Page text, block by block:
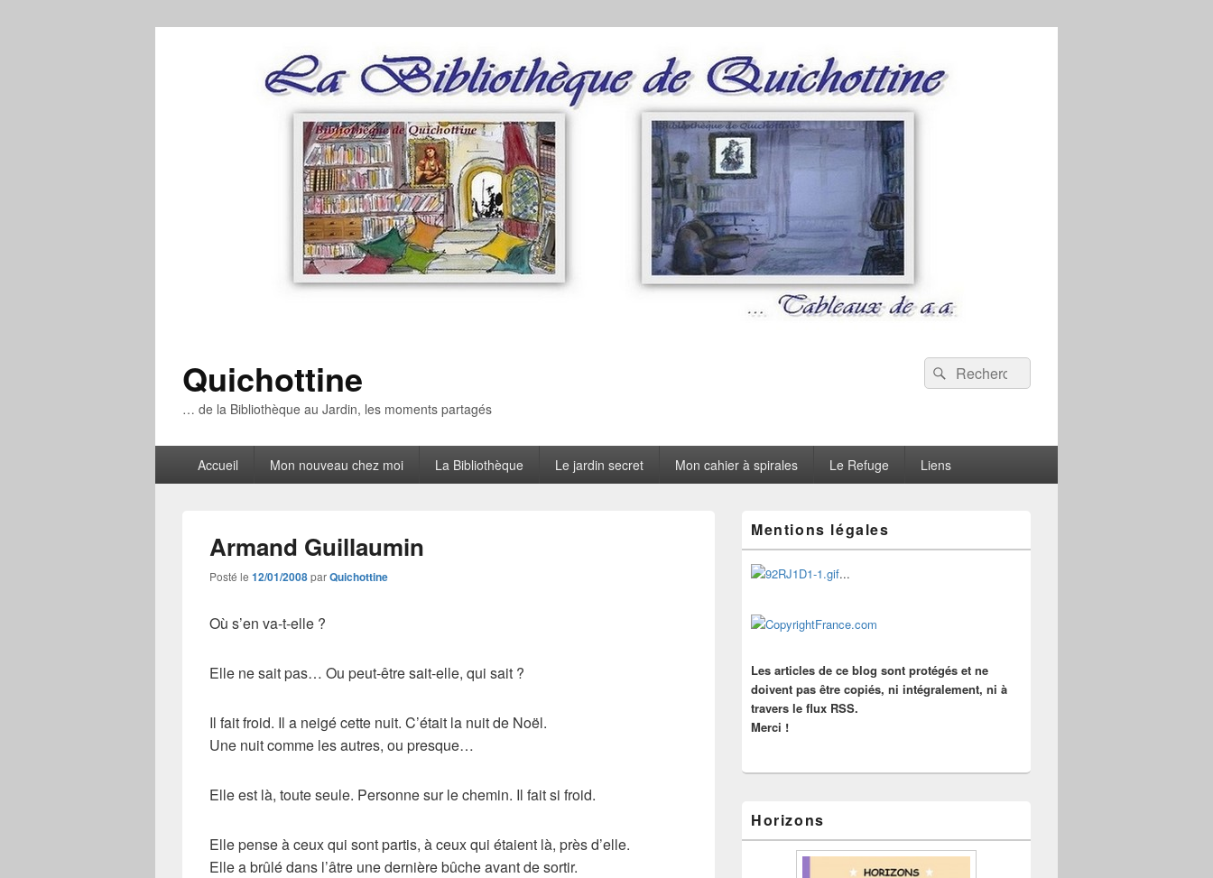
Quichottine
… de la Bibliothèque au Jardin, les moments partagés
Recherche :
Rechercher
principalAccueil Mon nouveau chez moi La Bibliothèque Le jardin secret Mon cahier à spirales Le Refuge Liens
Armand Guillaumin
Posté le 12/01/2008parQuichottine
Où s’en va-t-elle ?
Elle ne sait pas… Ou peut-être sait-elle, qui sait ?
Il fait froid. Il a neigé cette nuit. C’était la nuit de Noël.
Une nuit comme les autres, ou presque…
Elle est là, toute seule. Personne sur le chemin. Il fait si froid.
Elle pense à ceux qui sont partis, à ceux qui étaient là, près d’elle.
Elle a brûlé dans l’âtre une dernière bûche avant de sortir.
principale
de
widget
pour
barre
latérale
Mentions légales
...
Les articles de ce blog sont protégés et ne
doivent pas être copiés, ni intégralement, ni à
travers le flux RSS.
Merci !
Horizons